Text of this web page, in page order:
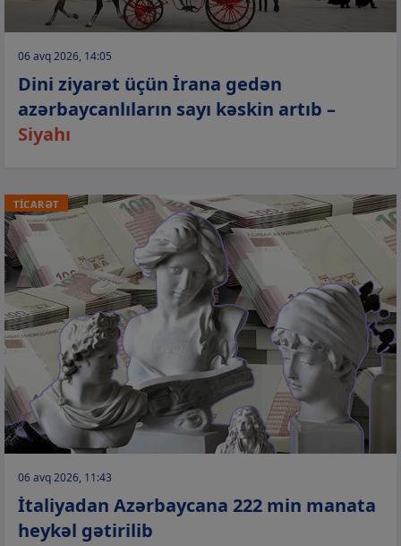
06 avq 2026, 14:05
Dini ziyarət üçün İrana gedən
azərbaycanlıların sayı kəskin artıb –
Siyahı
TİCARƏT
06 avq 2026, 11:43
İtaliyadan Azərbaycana 222 min manata
heykəl gətirilib